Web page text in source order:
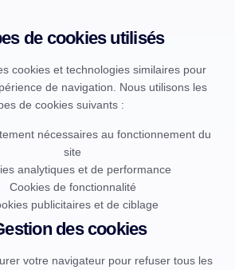
de cookies utilisés
cookies et technologies similaires pour
de navigation. Nous utilisons les
de cookies suivants :
nécessaires au fonctionnement du
site
analytiques et de performance
Cookies de fonctionnalité
publicitaires et de ciblage
des cookies
votre navigateur pour refuser tous les